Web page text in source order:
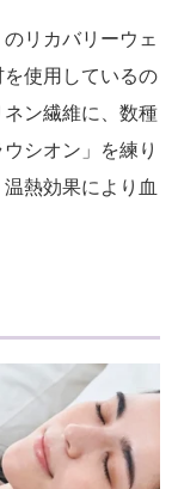
リカバリーウェ
使用しているの
ン繊維に、数種
シオン」を練り
熱効果により血